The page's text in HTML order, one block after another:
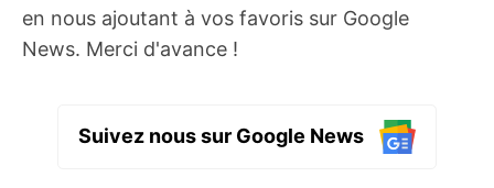
en nous ajoutant à vos favoris sur Google
News. Merci d'avance !
Suivez nous sur Google News